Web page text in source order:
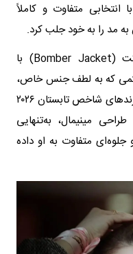
انتخابی متفاوت و کاملاً
به مد را به خود جلب کرد.
نقطه کانونی این استایل، بامبر جکت (Bomber Jacket) با
که به لطف جنس خاص،
فرم مدرن و حس لوکس خود، یکی از ترندهای شاخص تابستان ۲۰۲۶
مینیمال، به‌تنهایی
متفاوت به او داده